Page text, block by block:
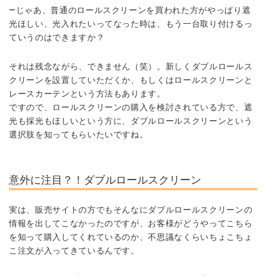
―じゃあ、普通のロールスクリーンを買われた方がやっぱり遮
光ほしい、光入れたいってなった時は、もう一台取り付けるっ
ていうのはできますか？
それは残念ながら、できません（笑）。新しくダブルロールス
クリーンを設置していただくか、もしくはロールスクリーンと
レースカーテンという方法もあります。
ですので、
ロールスクリーンの購入を検討されている方で、遮
光も採光もほしいという方に、ダブルロールスクリーンという
選択肢を知ってもらいたいですね。
意外に注目？！ダブルロールスクリーン
実は、販売サイトの方でもそんなにダブルロールスクリーンの
情報を出してこなかったのですが、お客様がどうやってこちら
を知って購入してくれているのか、不思議なくらいちょこちょ
こ注文が入ってきているんです。